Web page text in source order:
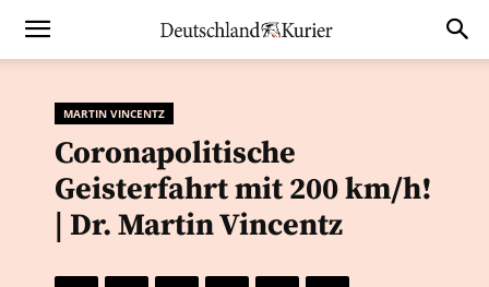
MARTIN VINCENTZ
Coronapolitische
Geisterfahrt mit 200 km/h!
| Dr. Martin Vincentz